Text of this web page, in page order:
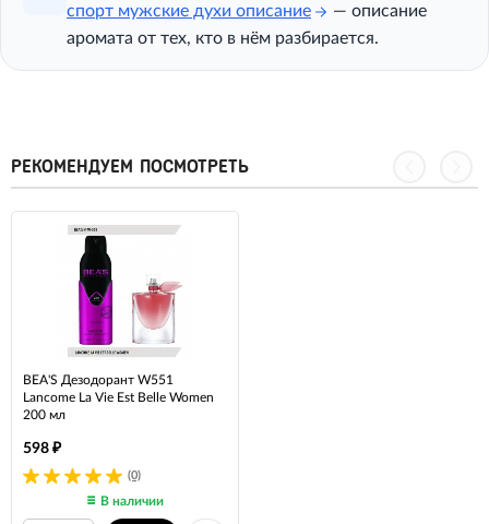
спорт мужские духи описание
— описание
аромата от тех, кто в нём разбирается.
РЕКОМЕНДУЕМ ПОСМОТРЕТЬ
BEA'S Дезодорант W551
Lancome La Vie Est Belle Women
200 мл
(0)
598 ₽
В наличии